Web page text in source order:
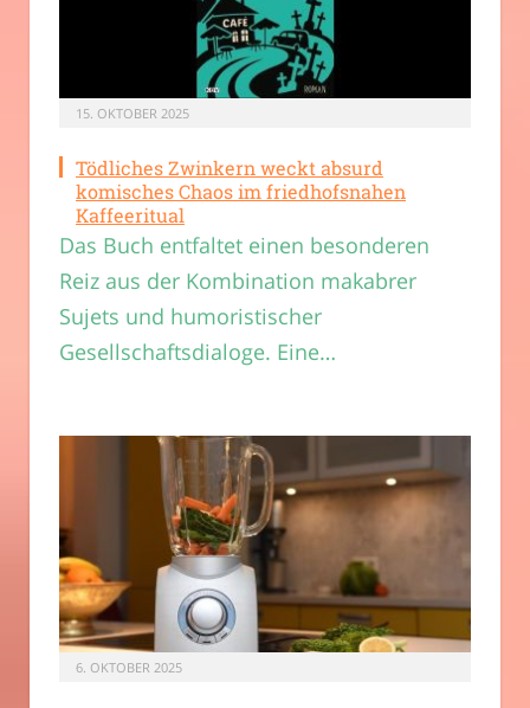
15. OKTOBER 2025
Tödliches Zwinkern weckt absurd
komisches Chaos im friedhofsnahen
Kaffeeritual
Das Buch entfaltet einen besonderen
Reiz aus der Kombination makabrer
Sujets und humoristischer
Gesellschaftsdialoge. Eine…
6. OKTOBER 2025